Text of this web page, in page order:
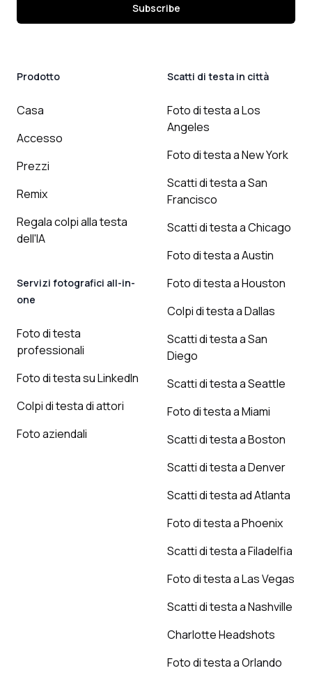
Subscribe
Prodotto
Casa
Accesso
Prezzi
Remix
Regala colpi alla testa
dell'IA
Servizi fotografici all-in-
one
Foto di testa
professionali
Foto di testa su LinkedIn
Colpi di testa di attori
Foto aziendali
Scatti di testa in città
Foto di testa a Los
Angeles
Foto di testa a New York
Scatti di testa a San
Francisco
Scatti di testa a Chicago
Foto di testa a Austin
Foto di testa a Houston
Colpi di testa a Dallas
Scatti di testa a San
Diego
Scatti di testa a Seattle
Foto di testa a Miami
Scatti di testa a Boston
Scatti di testa a Denver
Scatti di testa ad Atlanta
Foto di testa a Phoenix
Scatti di testa a Filadelfia
Foto di testa a Las Vegas
Scatti di testa a Nashville
Charlotte Headshots
Foto di testa a Orlando